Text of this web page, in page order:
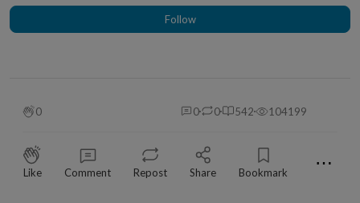
Follow
0 0 0 542 104199
Like Comment Repost Share Bookmark ⋯